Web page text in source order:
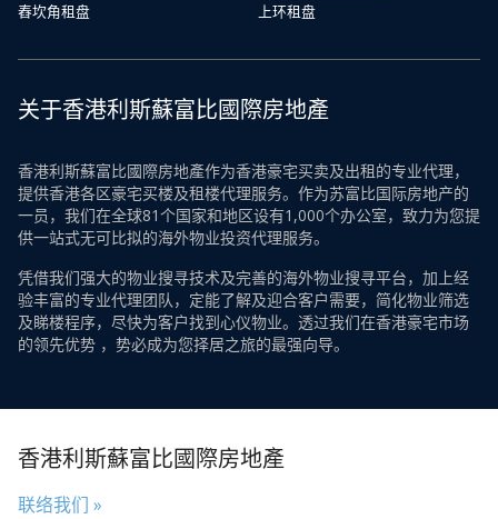
舂坎角租盘
上环租盘
关于香港利斯蘇富比國際房地產
香港利斯蘇富比國際房地產作为香港豪宅买卖及出租的专业代理，
提供香港各区豪宅买楼及租楼代理服务。作为苏富比国际房地产的
一员，我们在全球81个国家和地区设有1,000个办公室，致力为您提
供一站式无可比拟的海外物业投资代理服务。
凭借我们强大的物业搜寻技术及完善的海外物业搜寻平台，加上经
验丰富的专业代理团队，定能了解及迎合客户需要，简化物业筛选
及睇楼程序，尽快为客户找到心仪物业。透过我们在香港豪宅市场
的领先优势 ，势必成为您择居之旅的最强向导。
香港利斯蘇富比國際房地產
联络我们 »